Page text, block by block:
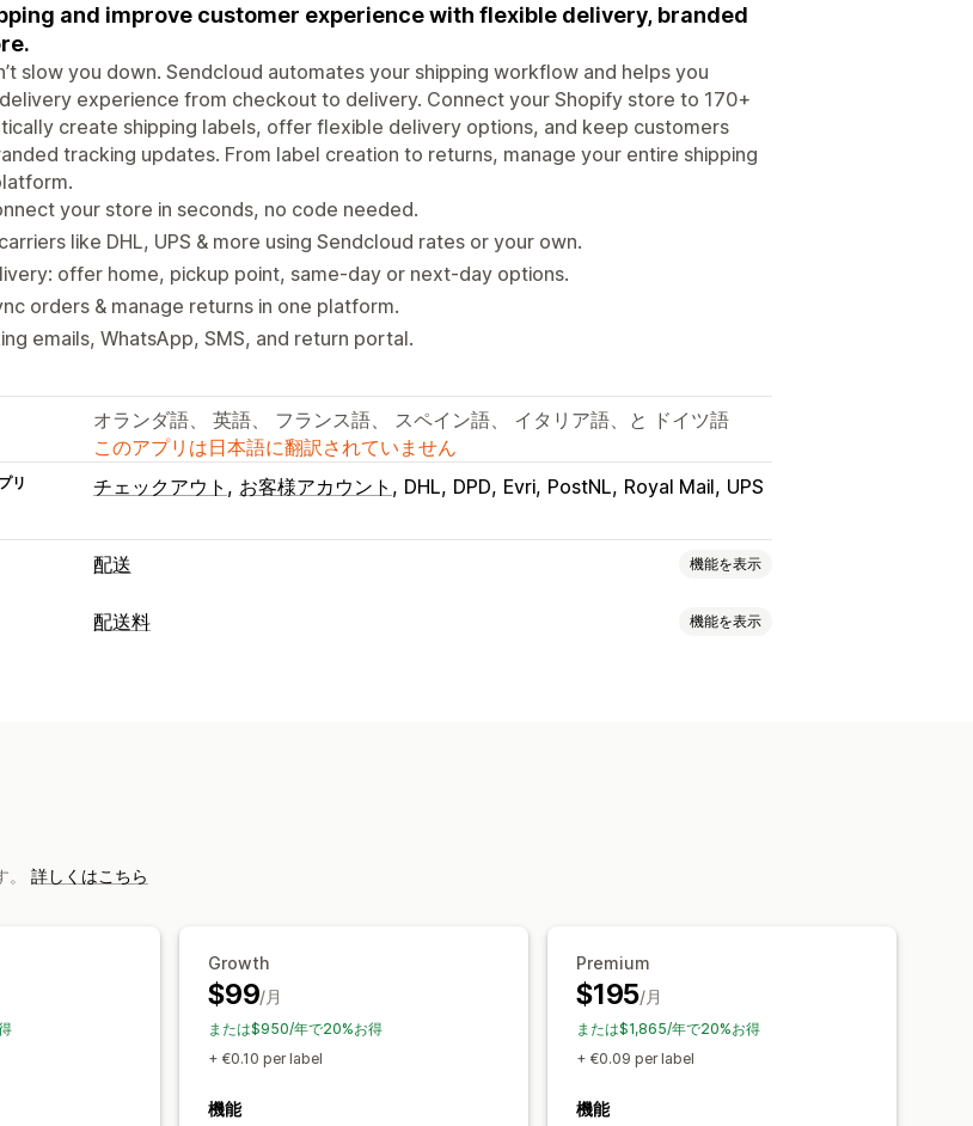
and improve customer experience with flexible delivery, branded
slow you down. Sendcloud automates your shipping workflow and helps you
experience from checkout to delivery. Connect your Shopify store to 170+
create shipping labels, offer flexible delivery options, and keep customers
tracking updates. From label creation to returns, manage your entire shipping
your store in seconds, no code needed.
like DHL, UPS & more using Sendcloud rates or your own.
offer home, pickup point, same-day or next-day options.
orders & manage returns in one platform.
emails, WhatsApp, SMS, and return portal.
オランダ語、 英語、 フランス語、 スペイン語、 イタリア語、と ドイツ語
このアプリは日本語に翻訳されていません
リ チェックアウト お客様アカウント DHL DPD Evri PostNL Royal Mail UPS
配送 機能を表示
ラベルと梱包
配送料 機能を表示
。 詳しくはこちら
Growth
$99/月
または$950/年で20%お得
+ €0.10 per label
機能
Premium
$195/月
または$1,865/年で20%お得
+ €0.09 per label
機能